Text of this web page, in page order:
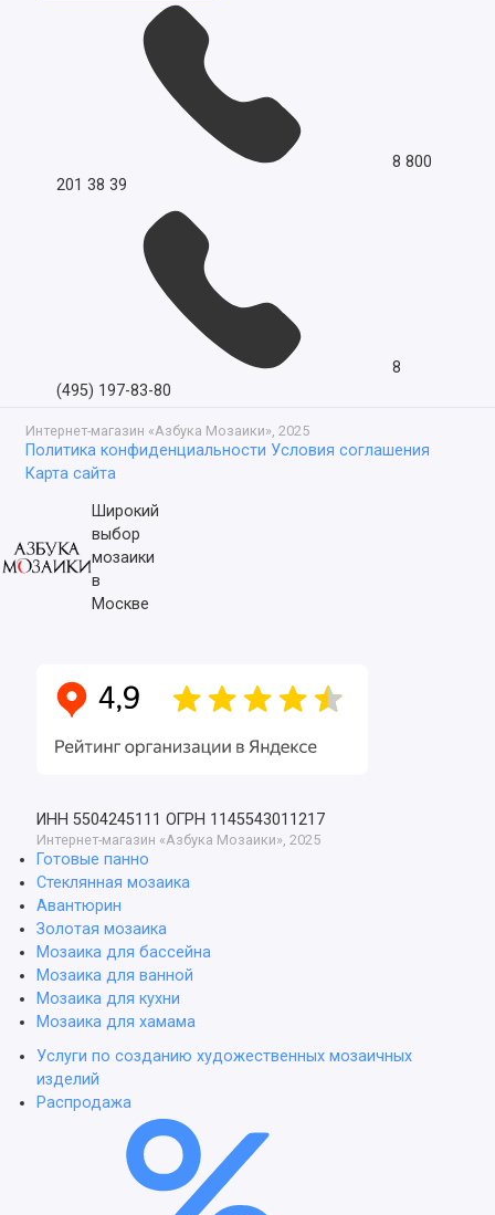
8 800
201 38 39
8
(495) 197-83-80
Интернет-магазин «Азбука Мозаики», 2025
Политика конфиденциальности Условия соглашения
Карта сайта
Широкий
выбор
мозаики
в
Москве
ИНН 5504245111 ОГРН 1145543011217
Интернет-магазин «Азбука Мозаики», 2025
Готовые панно
Стеклянная мозаика
Авантюрин
Золотая мозаика
Мозаика для бассейна
Мозаика для ванной
Мозаика для кухни
Мозаика для хамама
Услуги по созданию художественных мозаичных
изделий
Распродажа